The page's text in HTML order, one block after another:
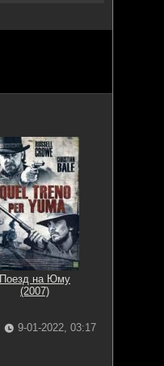
Поезд на Юму
(2007)
9-01-2022, 03:17